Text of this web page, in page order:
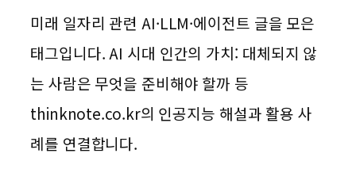
미래 일자리 관련 AI·LLM·에이전트 글을 모은
태그입니다. AI 시대 인간의 가치: 대체되지 않
는 사람은 무엇을 준비해야 할까 등
thinknote.co.kr의 인공지능 해설과 활용 사
례를 연결합니다.